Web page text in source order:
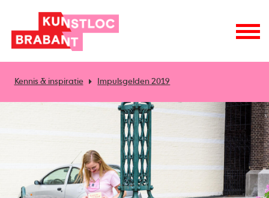
Kennis & inspiratie Impulsgelden 2019